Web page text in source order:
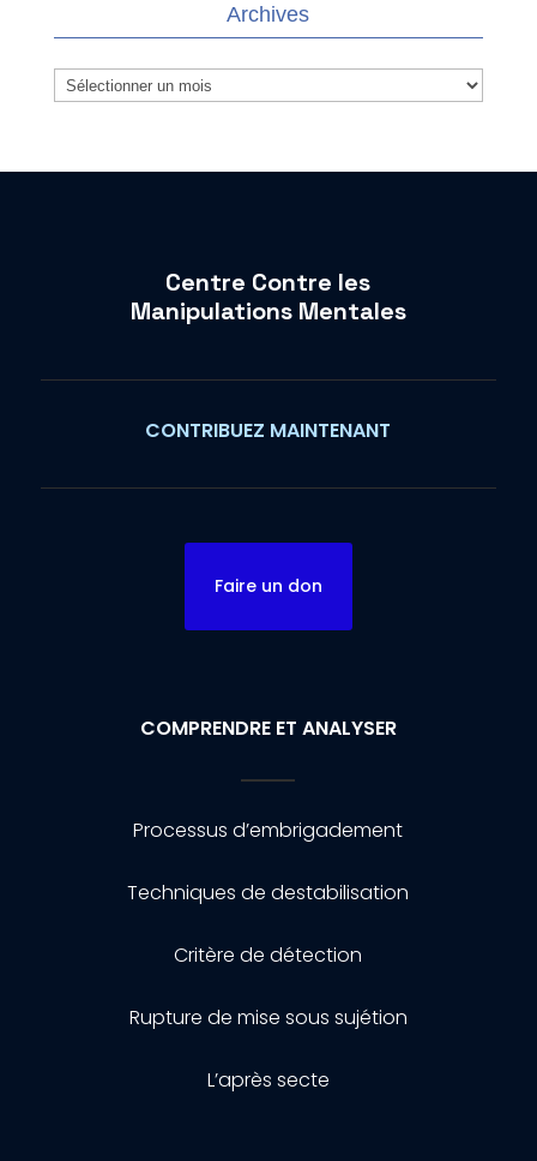
Archives
Archives
Centre Contre les
Manipulations Mentales
CONTRIBUEZ MAINTENANT
Faire un don
COMPRENDRE ET ANALYSER
Processus d’embrigadement
Techniques de destabilisation
Critère de détection
Rupture de mise sous sujétion
L’après secte